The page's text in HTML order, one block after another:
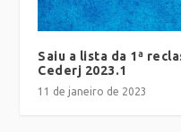
Saiu a lista da 1ª
Cederj 2023.1
11 de janeiro de 2023